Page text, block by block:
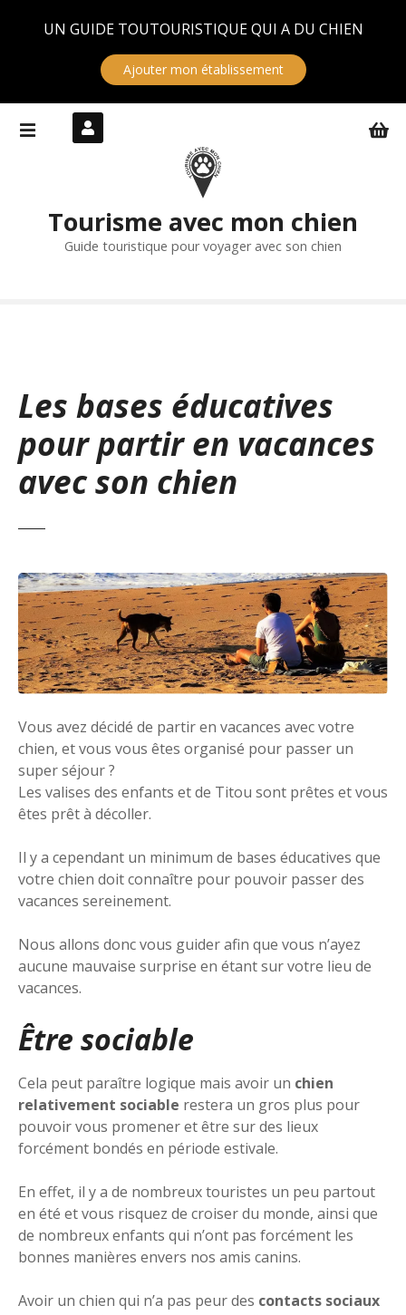
UN GUIDE TOUTOURISTIQUE QUI A DU CHIEN
Ajouter mon établissement
Tourisme avec mon chien
Guide touristique pour voyager avec son chien
Les bases éducatives
pour partir en vacances
avec son chien
Vous avez décidé de partir en vacances avec votre
chien, et vous vous êtes organisé pour passer un
super séjour ?
Les valises des enfants et de Titou sont prêtes et vous
êtes prêt à décoller.
Il y a cependant un minimum de bases éducatives que
votre chien doit connaître pour pouvoir passer des
vacances sereinement.
Nous allons donc vous guider afin que vous n’ayez
aucune mauvaise surprise en étant sur votre lieu de
vacances.
Être sociable
Cela peut paraître logique mais avoir un chien
relativement sociable restera un gros plus pour
pouvoir vous promener et être sur des lieux
forcément bondés en période estivale.
En effet, il y a de nombreux touristes un peu partout
en été et vous risquez de croiser du monde, ainsi que
de nombreux enfants qui n’ont pas forcément les
bonnes manières envers nos amis canins.
Avoir un chien qui n’a pas peur des contacts sociaux